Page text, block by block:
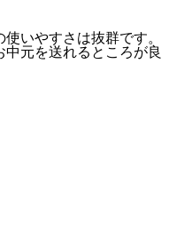
いやすさは抜群です。
元を送れるところが良